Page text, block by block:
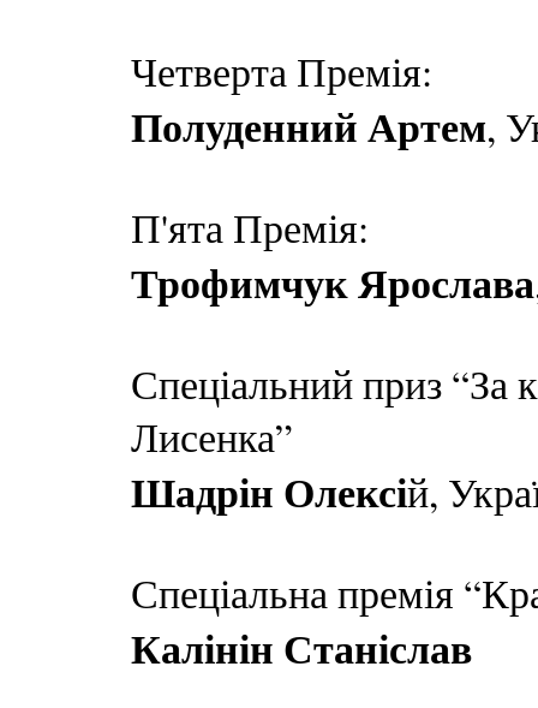
Четверта Премія:
Полуденний Артем,
П'ята Премія:
Трофимчук Ярослава
Спеціальний приз
Лисенка”
Шадрін Олексій,
Спеціальна премія
Калінін Станіслав